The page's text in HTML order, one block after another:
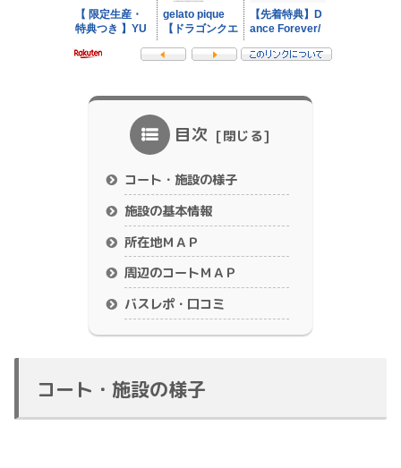
目次
コート・施設の様子
施設の基本情報
所在地ＭＡＰ
周辺のコートＭＡＰ
バスレポ・口コミ
コート・施設の様子